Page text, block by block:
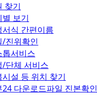
찾기
별 보기
서식 간편이름
/진위확인
톱서비스
/단체 서비스
시설 등 위치 찾기
24 다운로드파일 진본확인